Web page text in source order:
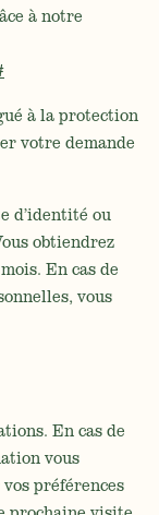
à notre
à la protection
votre demande
d’identité ou
obtiendrez
En cas de
vous
En cas de
vous
préférences